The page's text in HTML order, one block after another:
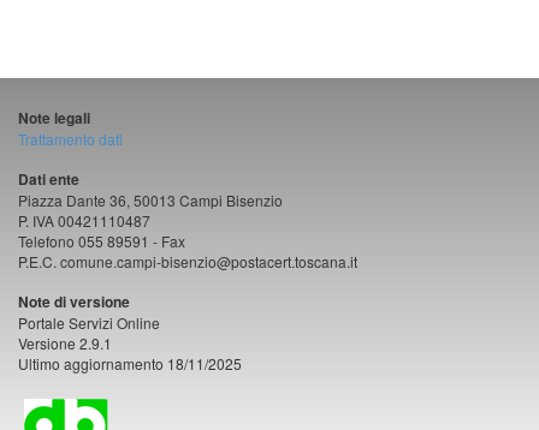
Note legali
Trattamento dati
Dati ente
Piazza Dante 36, 50013 Campi Bisenzio
P. IVA 00421110487
Telefono 055 89591 - Fax
P.E.C. comune.campi-bisenzio@postacert.toscana.it
Note di versione
Portale Servizi Online
Versione 2.9.1
Ultimo aggiornamento 18/11/2025